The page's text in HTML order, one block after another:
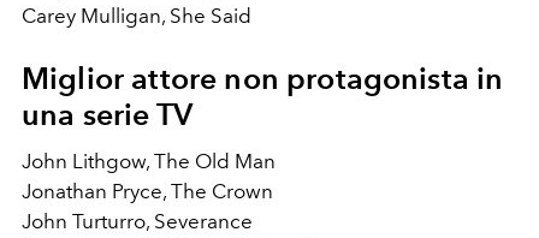
Carey Mulligan, She Said
Miglior attore non protagonista in
una serie TV
John Lithgow, The Old Man
Jonathan Pryce, The Crown
John Turturro, Severance